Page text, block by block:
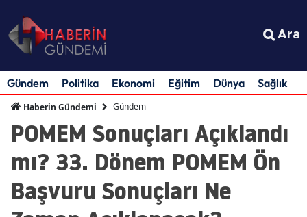
Ara
Gündem Politika Ekonomi Eğitim Dünya Sağlık
Haberin Gündemi Gündem
POMEM Sonuçları Açıklandı
mı? 33. Dönem POMEM Ön
Başvuru Sonuçları Ne